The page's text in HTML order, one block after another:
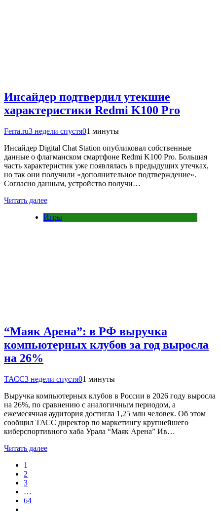
Инсайдер подтвердил утекшие
характеристики Redmi K100 Pro
Ferra.ru3 недели спустя01 минуты
Инсайдер Digital Chat Station опубликовал собственные
данные о флагманском смартфоне Redmi K100 Pro. Большая
часть характеристик уже появлялась в предыдущих утечках,
но так они получили «дополнительное подтверждение».
Согласно данным, устройство получи…
Читать далее
Игры
“Маяк Арена”: в РФ выручка
компьютерных клубов за год выросла
на 26%
ТАСС3 недели спустя01 минуты
Выручка компьютерных клубов в России в 2026 году выросла
на 26%, по сравнению с аналогичным периодом, а
ежемесячная аудитория достигла 1,25 млн человек. Об этом
сообщил ТАСС директор по маркетингу крупнейшего
киберспортивного хаба Урала “Маяк Арена” Ив…
Читать далее
1
2
3
…
64